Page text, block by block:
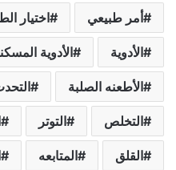
أمر طبيعي اختيار
الأدوية الأدوية
الأطعنه الصلبة
التخلص التوتر
القلق المتابعه